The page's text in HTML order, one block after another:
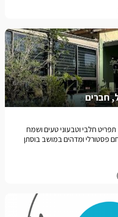
חברים
חלבי וטבעוני טעים ושמח
פסטורלי ומדהים במושב בוסתן